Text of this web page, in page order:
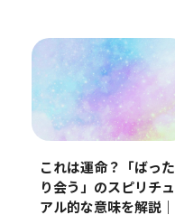
これは運命？「ばった
り会う」のスピリチュ
アル的な意味を解説｜